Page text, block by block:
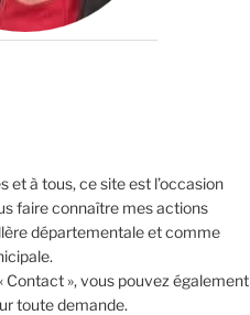
et à tous, ce site est l’occasion
faire connaître mes actions
départementale et comme
Contact », vous pouvez également
toute demande.